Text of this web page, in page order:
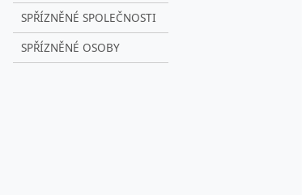
SPŘÍZNĚNÉ SPOLEČNOSTI
SPŘÍZNĚNÉ OSOBY